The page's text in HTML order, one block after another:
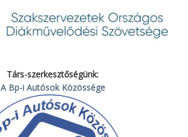
Társ-szerkesztőségünk:
A Bp-i Autósok Közössége